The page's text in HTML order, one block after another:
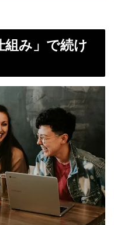
組み」で続け